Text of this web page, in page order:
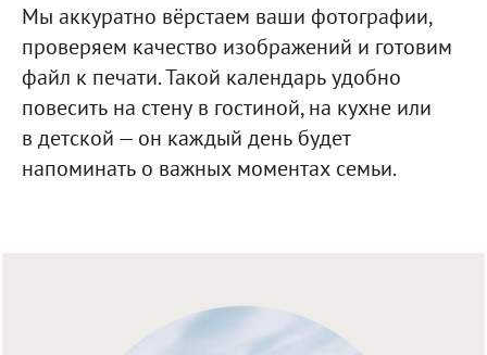
Мы аккуратно вёрстаем ваши фотографии,
проверяем качество изображений и готовим
файл к печати. Такой календарь удобно
повесить на стену в гостиной, на кухне или
в детской — он каждый день будет
напоминать о важных моментах семьи.